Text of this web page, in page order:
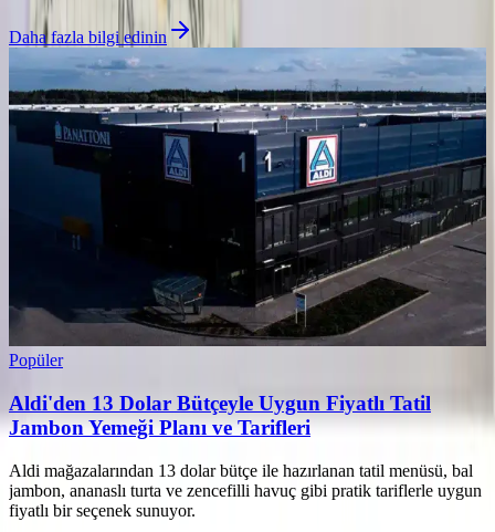
Daha fazla bilgi edinin
Popüler
Aldi'den 13 Dolar Bütçeyle Uygun Fiyatlı Tatil
Jambon Yemeği Planı ve Tarifleri
Aldi mağazalarından 13 dolar bütçe ile hazırlanan tatil menüsü, bal
jambon, ananaslı turta ve zencefilli havuç gibi pratik tariflerle uygun
fiyatlı bir seçenek sunuyor.